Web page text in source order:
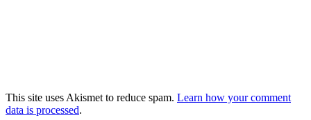
This site uses Akismet to reduce spam. Learn how your comment
data is processed.